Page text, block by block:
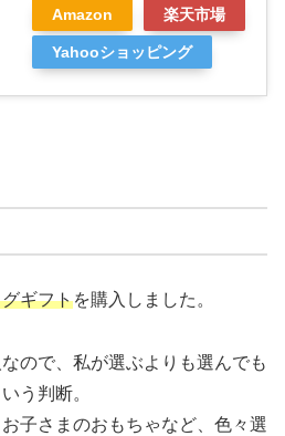
Amazon 楽天市場
Yahooショッピング
ギフトを購入しました。
ので、私が選ぶよりも選んでも
う判断。
子さまのおもちゃなど、色々選